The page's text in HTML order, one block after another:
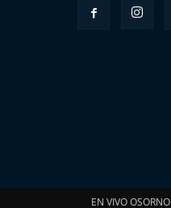
EN VIVO OSORNO